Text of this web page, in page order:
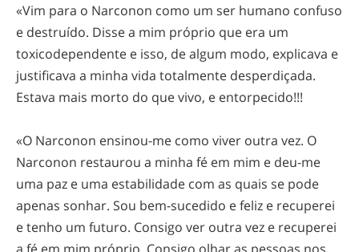
«Vim para o Narconon como um ser humano confuso
e destruído. Disse a mim próprio que era um
toxicodependente e isso, de algum modo, explicava e
justificava a minha vida totalmente desperdiçada.
Estava mais morto do que vivo, e entorpecido!!!
«O Narconon ensinou-me como viver outra vez. O
Narconon restaurou a minha fé em mim e deu-me
uma paz e uma estabilidade com as quais se pode
apenas sonhar. Sou bem-sucedido e feliz e recuperei
e tenho um futuro. Consigo ver outra vez e recuperei